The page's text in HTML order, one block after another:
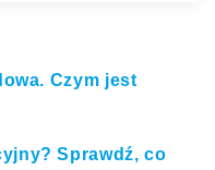
Czym jest
Sprawdź, co